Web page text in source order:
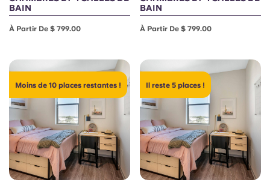
BAIN
À Partir De $ 799.00
BAIN
À Partir De $ 799.00
Moins de 10 places restantes ! Il reste 5 places !